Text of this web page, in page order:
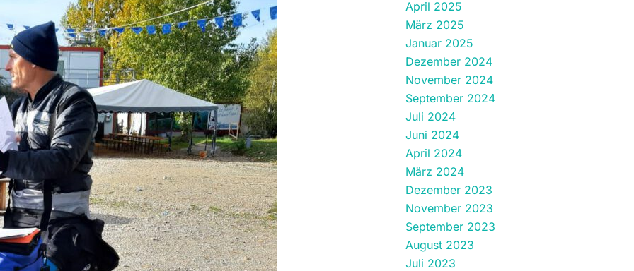
April 2025
März 2025
Januar 2025
Dezember 2024
November 2024
September 2024
Juli 2024
Juni 2024
April 2024
März 2024
Dezember 2023
November 2023
September 2023
August 2023
Juli 2023